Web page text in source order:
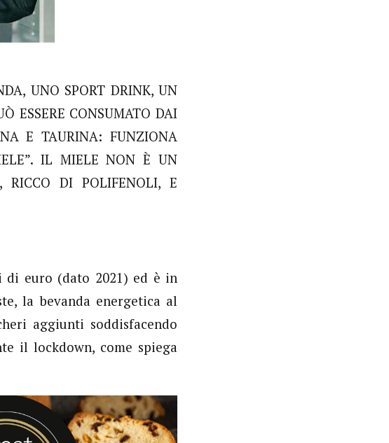
UNO SPORT DRINK, UN
ESSERE CONSUMATO DAI
E TAURINA: FUNZIONA
IL MIELE NON È UN
RICCO DI POLIFENOLI, E
euro (dato 2021) ed è in
la bevanda energetica al
aggiunti soddisfacendo
il lockdown, come spiega